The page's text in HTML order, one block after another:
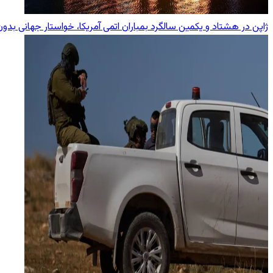
ژاپن در هشتاد و یکمین سالگرد بمباران اتمی آمریکا، خواستار